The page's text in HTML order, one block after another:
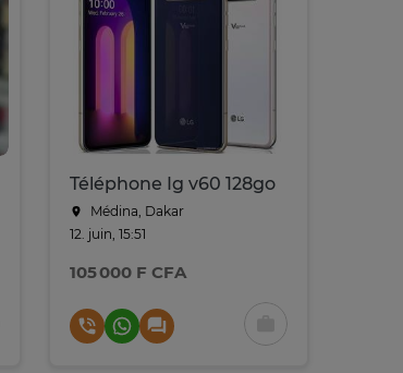
Téléphone Ig v60 128go
Médina, Dakar
12. juin, 15:51
105 000 F CFA